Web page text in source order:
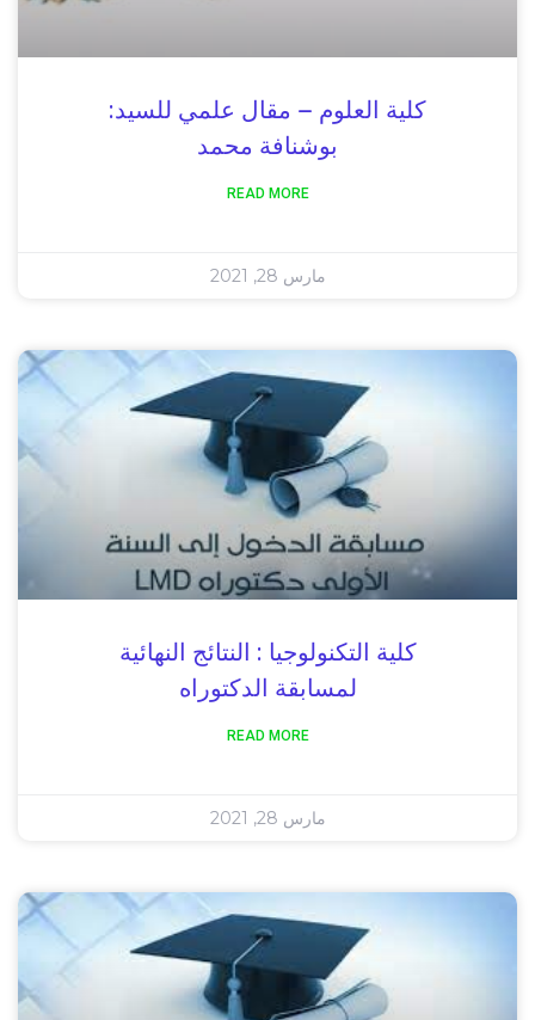
كلية العلوم – مقال علمي للسيد:
بوشنافة محمد
READ MORE
مارس 28, 2021
كلية التكنولوجيا : النتائج النهائية
لمسابقة الدكتوراه
READ MORE
مارس 28, 2021